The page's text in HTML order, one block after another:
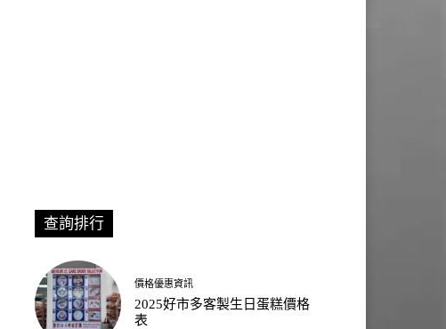
查詢排行
價格優惠資訊
2025好市多客製生日蛋糕價格
表